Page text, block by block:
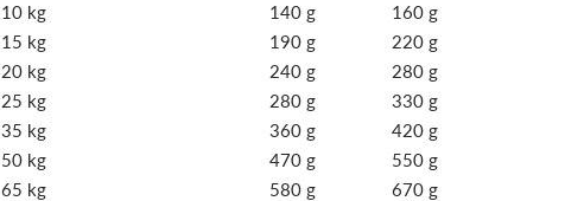
10 kg 140 g 160 g
15 kg 190 g 220 g
20 kg 240 g 280 g
25 kg 280 g 330 g
35 kg 360 g 420 g
50 kg 470 g 550 g
65 kg 580 g 670 g